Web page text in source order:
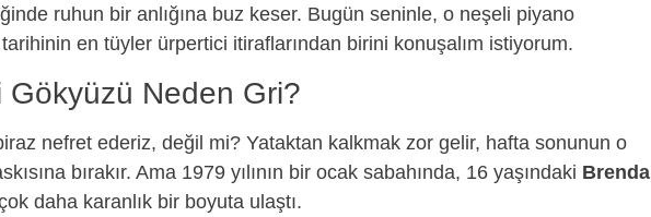
ruhun bir anlığına buz keser. Bugün seninle, o neşeli piyano
tarihinin en tüyler ürpertici itiraflarından birini konuşalım istiyorum.
Gökyüzü Neden Gri?
nefret ederiz, değil mi? Yataktan kalkmak zor gelir, hafta sonunun o
bırakır. Ama 1979 yılının bir ocak sabahında, 16 yaşındaki Brenda
daha karanlık bir boyuta ulaştı.